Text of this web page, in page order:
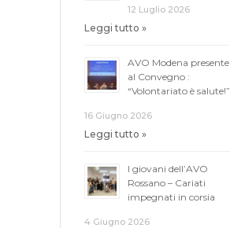
12 Luglio 2026
Leggi tutto »
AVO Modena presente
al Convegno :
“Volontariato è salute!”
16 Giugno 2026
Leggi tutto »
I giovani dell’AVO
Rossano – Cariati
impegnati in corsia
4 Giugno 2026